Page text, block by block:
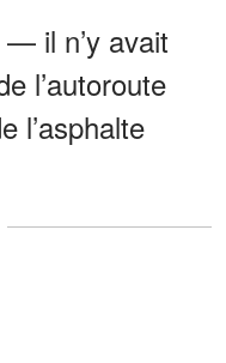
— il n’y avait
l’autoroute
l’asphalte